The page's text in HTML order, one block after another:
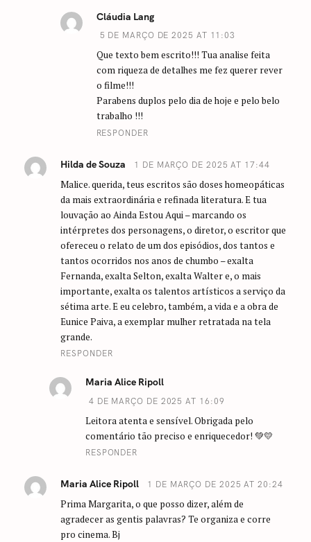
Cláudia Lang
5 DE MARÇO DE 2025 AT 11:03
Que texto bem escrito!!! Tua analise feita
com riqueza de detalhes me fez querer rever
o filme!!!
Parabens duplos pelo dia de hoje e pelo belo
trabalho !!!
RESPONDER
Hilda de Souza 1 DE MARÇO DE 2025 AT 17:44
Malice. querida, teus escritos são doses homeopáticas
da mais extraordinária e refinada literatura. E tua
louvação ao Ainda Estou Aqui – marcando os
intérpretes dos personagens, o diretor, o escritor que
ofereceu o relato de um dos episódios, dos tantos e
tantos ocorridos nos anos de chumbo – exalta
Fernanda, exalta Selton, exalta Walter e, o mais
importante, exalta os talentos artísticos a serviço da
sétima arte. E eu celebro, também, a vida e a obra de
Eunice Paiva, a exemplar mulher retratada na tela
grande.
RESPONDER
Maria Alice Ripoll
4 DE MARÇO DE 2025 AT 16:09
Leitora atenta e sensível. Obrigada pelo
comentário tão preciso e enriquecedor! 💚💛
RESPONDER
Maria Alice Ripoll 1 DE MARÇO DE 2025 AT 20:24
Prima Margarita, o que posso dizer, além de
agradecer as gentis palavras? Te organiza e corre
pro cinema. Bj